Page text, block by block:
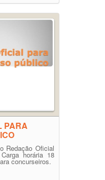
PARA
Redação Oficial
horária 18
concurseiros.